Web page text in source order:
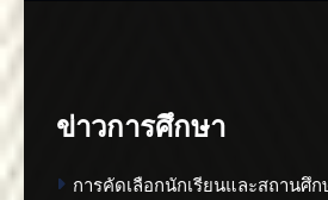
ข่าวการศึกษา
การคัดเลือกนักเรียนและสถานศึก